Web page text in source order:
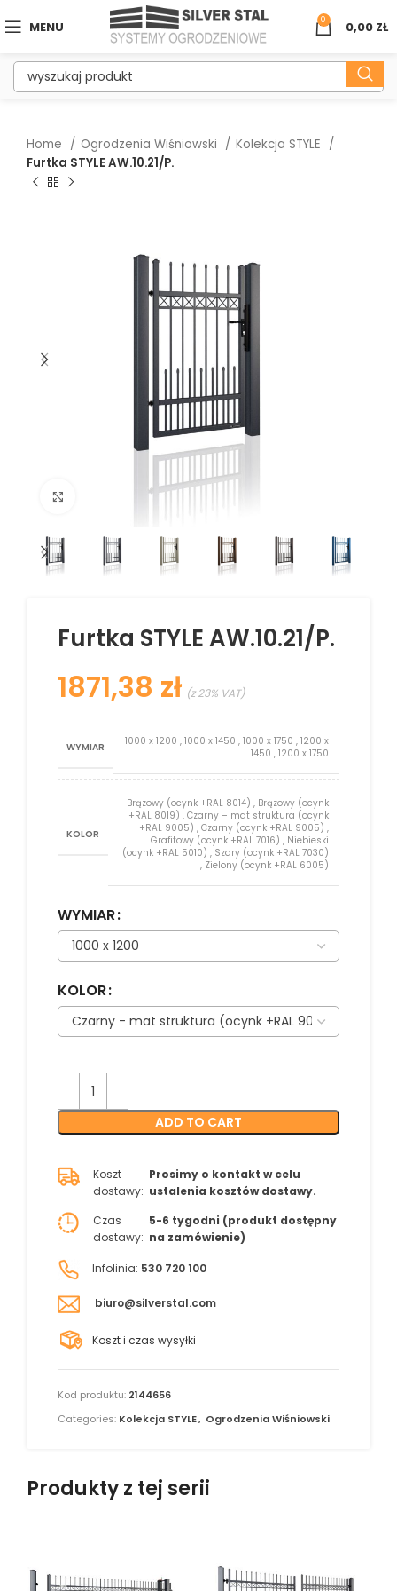
MENU 0 0,00 ZŁ
Home Ogrodzenia Wiśniowski
Kolekcja STYLE
Furtka STYLE AW.10.21/P.
Kliknij aby powiększyć
Furtka STYLE AW.10.21/P.
zł
WYMIAR 1000 x 1200 , 1000 x 1450 , 1000 x 1750 , 1200 x
1450 , 1200 x 1750
KOLOR
Brązowy (ocynk +RAL 8014) , Brązowy (ocynk
+RAL 8019) , Czarny – mat struktura (ocynk
+RAL 9005) , Czarny (ocynk +RAL 9005) ,
Grafitowy (ocynk +RAL 7016) , Niebieski
(ocynk +RAL 5010) , Szary (ocynk +RAL 7030)
, Zielony (ocynk +RAL 6005)
WYMIAR
KOLOR
ADD TO CART
Koszt
dostawy:
Prosimy o kontakt w celu
ustalenia kosztów dostawy.
Czas
dostawy:
5-6 tygodni (produkt dostępny
na zamówienie)
Infolinia: 530 720 100
biuro@silverstal.com
Koszt i czas wysyłki
Kod produktu: 2144656
Categories: Kolekcja STYLE, Ogrodzenia Wiśniowski
Produkty z tej serii